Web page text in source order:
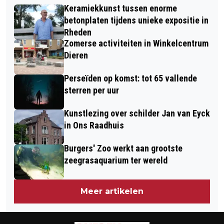
DOET MEE AAN RABO CLUBSUPPORT
2023
DORPSKERK RHEDEN DOOR PIET
CNOSSEN
Keramiekkunst tussen enorme
betonplaten tijdens unieke expositie in
Rheden
Zomerse activiteiten in Winkelcentrum
Dieren
Perseïden op komst: tot 65 vallende
sterren per uur
Kunstlezing over schilder Jan van Eyck
in Ons Raadhuis
Burgers' Zoo werkt aan grootste
zeegrasaquarium ter wereld
Meer artikelen